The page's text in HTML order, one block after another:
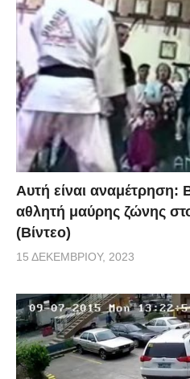
Αυτή είναι
αθλητή μαύρης ζώνης
(Βίντεο)
15 ΔΕΚΕΜΒΡΊΟΥ, 2023